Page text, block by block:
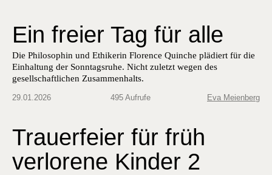
Ein freier Tag für alle
Die Philosophin und Ethikerin Florence Quinche plädiert für die
Einhaltung der Sonntagsruhe. Nicht zuletzt wegen des
gesellschaftlichen Zusammenhalts.
29.01.2026 495 Aufrufe Eva Meienberg
Trauerfeier für früh
verlorene Kinder 2